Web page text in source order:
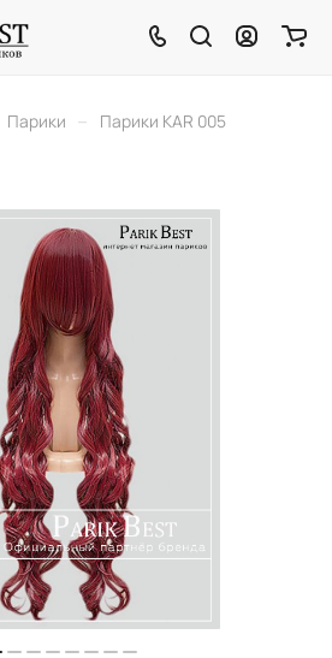
Парики – Парики KAR 005